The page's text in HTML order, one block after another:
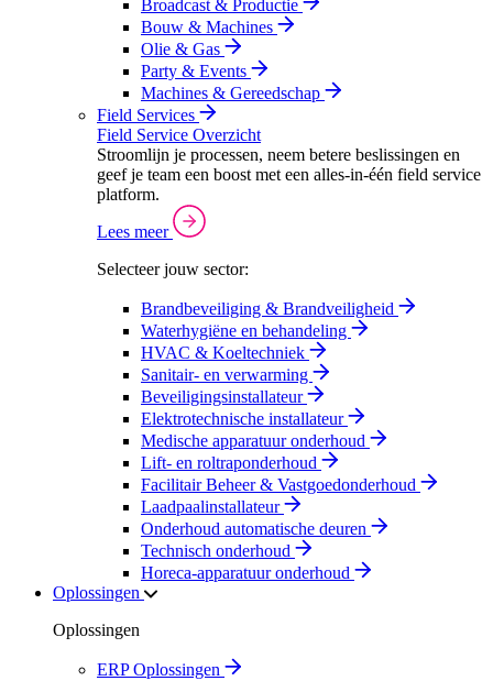
Broadcast & Productie
Bouw & Machines
Olie & Gas
Party & Events
Machines & Gereedschap
Field Services
Field Service Overzicht
Stroomlijn je processen, neem betere beslissingen en
geef je team een boost met een alles-in-één field service
platform.
Lees meer
Selecteer jouw sector:
Brandbeveiliging & Brandveiligheid
Waterhygiëne en behandeling
HVAC & Koeltechniek
Sanitair- en verwarming
Beveiligingsinstallateur
Elektrotechnische installateur
Medische apparatuur onderhoud
Lift- en roltraponderhoud
Facilitair Beheer & Vastgoedonderhoud
Laadpaalinstallateur
Onderhoud automatische deuren
Technisch onderhoud
Horeca-apparatuur onderhoud
Oplossingen
Oplossingen
ERP Oplossingen